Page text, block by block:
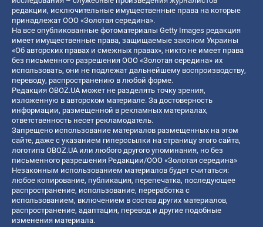
редакции, исключительные имущественные права на которые
принадлежат ООО «Золотая середина».
На все опубликованные фотоматериалы Getty Images редакция
имеет имущественные права, защищаемые законом Украины
«Об авторских правах и смежных правах», никто не имеет права
без письменного разрешения ООО «Золотая середина» их
использовать, они не подлежат дальнейшему воспроизводству,
переводу, распространению в любой форме.
Редакция OBOZ.UA может не разделять точку зрения,
изложенную в авторском материале. За достоверность
информации, размещенной в рекламных материалах,
ответственность несет рекламодатель.
Запрещено использование материалов размещенных на этом
сайте, даже с указанием гиперссылки на страницу этого сайта,
логотипа OBOZ.UA или любого другого упоминания, но без
письменного разрешения Редакции/ООО «Золотая середина»
Незаконным использованием материалов будет считаться:
любое копирование, публикация, перепечатка, последующее
распространение, использование, переработка с
использованием, включением в состав других материалов,
распространение, адаптация, перевод и другие подобные
изменения материала.